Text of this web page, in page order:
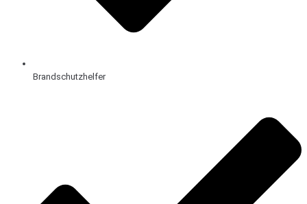
Brandschutzhelfer